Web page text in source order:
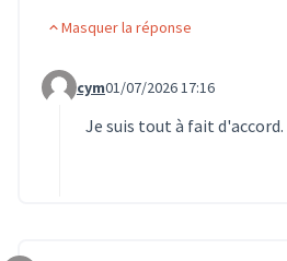
Masquer la réponse
Commentaire 2110 (réponse au
cym01/07/2026 17:16
Je suis tout à fait d'accord.